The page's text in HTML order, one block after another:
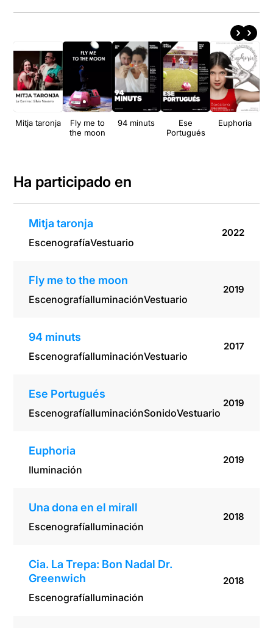
Mitja taronja
Fly me to
the moon
94 minuts
Ese
Portugués
Euphoria
Ha participado en
Mitja taronja
EscenografíaVestuario
2022
Fly me to the moon
EscenografíaIluminaciónVestuario
2019
94 minuts
EscenografíaIluminaciónVestuario
2017
Ese Portugués
EscenografíaIluminaciónSonidoVestuario
2019
Euphoria
Iluminación
2019
Una dona en el mirall
EscenografíaIluminación
2018
Cia. La Trepa: Bon Nadal Dr.
Greenwich
EscenografíaIluminación
2018